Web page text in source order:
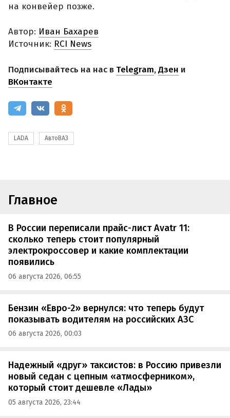
на конвейер позже.
Автор: Иван Бахарев
Источник: RCI News
Подписывайтесь на нас в Telegram,Дзен и
ВКонтакте
LADA АвтоВАЗ
Главное
В России переписали прайс-лист Avatr 11:
сколько теперь стоит популярный
электрокроссовер и какие комплектации
появились
06 августа 2026, 06:55
Бензин «Евро-2» вернулся: что теперь будут
показывать водителям на российских АЗС
06 августа 2026, 00:03
Надежный «друг» таксистов: в Россию привезли
новый седан с цепным «атмосферником»,
который стоит дешевле «Лады»
05 августа 2026, 23:44